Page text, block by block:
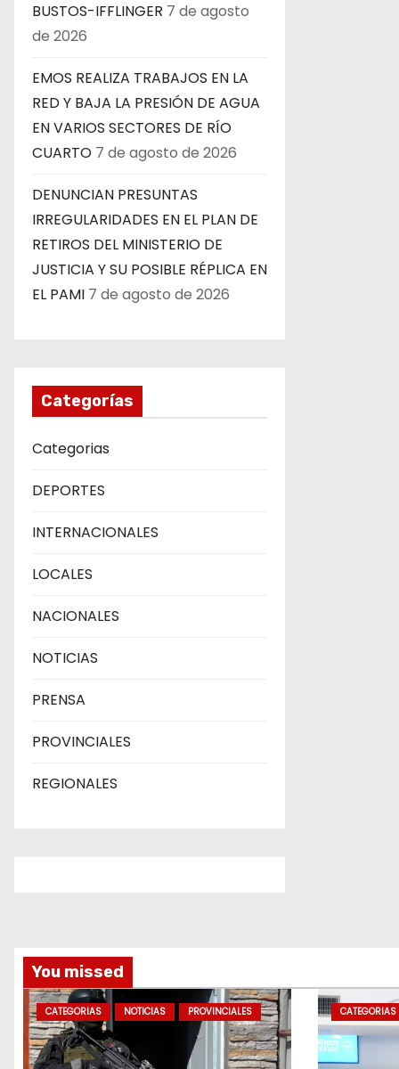
BUSTOS-IFFLINGER 7 de agosto
de 2026
EMOS REALIZA TRABAJOS EN LA
RED Y BAJA LA PRESIÓN DE AGUA
EN VARIOS SECTORES DE RÍO
CUARTO 7 de agosto de 2026
DENUNCIAN PRESUNTAS
IRREGULARIDADES EN EL PLAN DE
RETIROS DEL MINISTERIO DE
JUSTICIA Y SU POSIBLE RÉPLICA EN
EL PAMI 7 de agosto de 2026
Categorías
Categorias
DEPORTES
INTERNACIONALES
LOCALES
NACIONALES
NOTICIAS
PRENSA
PROVINCIALES
REGIONALES
You missed
CATEGORIAS NOTICIAS PROVINCIALES CATEGORIAS